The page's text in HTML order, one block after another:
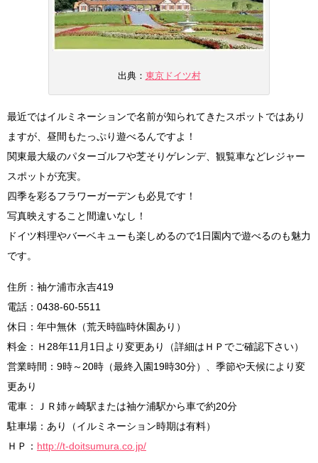
出典： 東京ドイツ村
最近ではイルミネーションで名前が知られてきたスポットではあり
ますが、昼間もたっぷり遊べるんですよ！
関東最大級のパターゴルフや芝そりゲレンデ、観覧車などレジャー
スポットが充実。
四季を彩るフラワーガーデンも必見です！
写真映えすること間違いなし！
ドイツ料理やバーベキューも楽しめるので1日園内で遊べるのも魅力
です。
住所：袖ケ浦市永吉419
電話：0438-60-5511
休日：年中無休（荒天時臨時休園あり）
料金：Ｈ28年11月1日より変更あり（詳細はＨＰでご確認下さい）
営業時間：9時～20時（最終入園19時30分）、季節や天候により変
更あり
電車：ＪＲ姉ヶ崎駅または袖ケ浦駅から車で約20分
駐車場：あり（イルミネーション時期は有料）
ＨＰ： http://t-doitsumura.co.jp/